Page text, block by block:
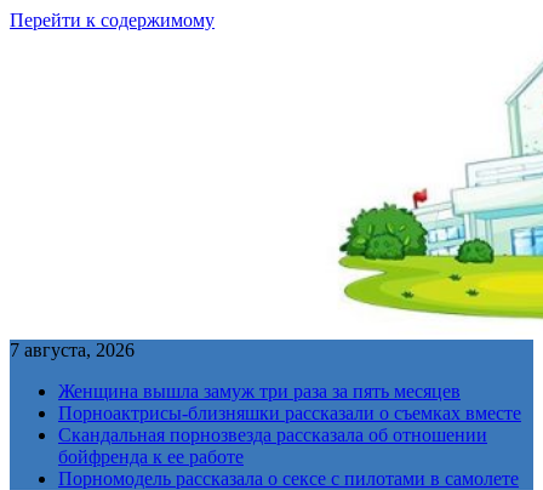
Перейти к содержимому
7 августа, 2026
Женщина вышла замуж три раза за пять месяцев
Порноактрисы-близняшки рассказали о съемках вместе
Скандальная порнозвезда рассказала об отношении
бойфренда к ее работе
Порномодель рассказала о сексе с пилотами в самолете